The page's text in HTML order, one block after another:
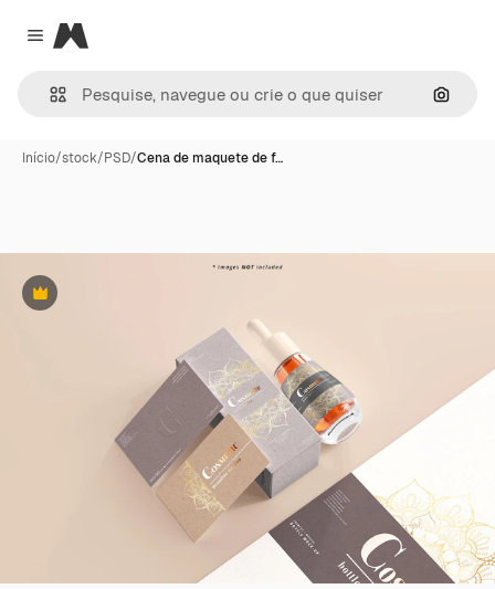
Close menu
Magnific
Início/stock/PSD/Cena de maquete de f…
Premium